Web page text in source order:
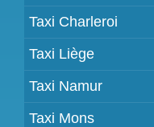
Taxi Charleroi
Taxi Liège
Taxi Namur
Taxi Mons